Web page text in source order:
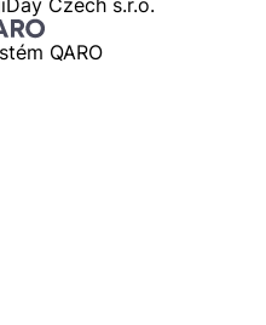
Czech s.r.o.
QARO